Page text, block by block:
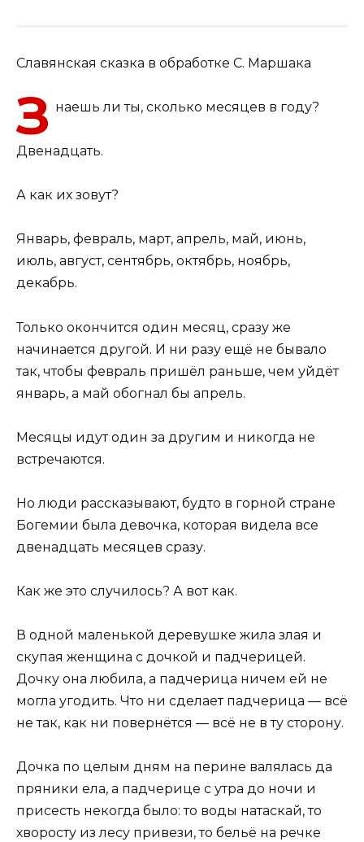
Славянская сказка в обработке С. Маршака
З наешь ли ты, сколько месяцев в году?
Двенадцать.
А как их зовут?
Январь, февраль, март, апрель, май, июнь,
июль, август, сентябрь, октябрь, ноябрь,
декабрь.
Только окончится один месяц, сразу же
начинается другой. И ни разу ещё не бывало
так, чтобы февраль пришёл раньше, чем уйдёт
январь, а май обогнал бы апрель.
Месяцы идут один за другим и никогда не
встречаются.
Но люди рассказывают, будто в горной стране
Богемии была девочка, которая видела все
двенадцать месяцев сразу.
Как же это случилось? А вот как.
В одной маленькой деревушке жила злая и
скупая женщина с дочкой и падчерицей.
Дочку она любила, а падчерица ничем ей не
могла угодить. Что ни сделает падчерица — всё
не так, как ни повернётся — всё не в ту сторону.
Дочка по целым дням на перине валялась да
пряники ела, а падчерице с утра до ночи и
присесть некогда было: то воды натаскай, то
хворосту из лесу привези, то бельё на речке